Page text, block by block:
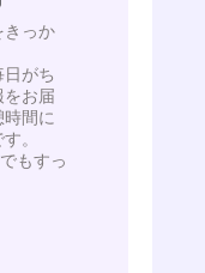
きっか
がち
をお届
間に
。
もすっ